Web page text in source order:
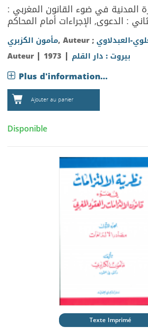
في ضوء القانون المغربي :
: الدعوى, الإجراءات أمام المحاكم
مأمون الكزبري, Auteur ; العبدلاوي
Auteur | بيروت : دار القلم |
1973
Plus d'information...
Ajouter au panier
Disponible
Texte Imprimé